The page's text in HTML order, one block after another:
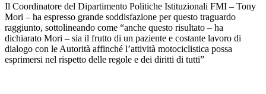
Il Coordinatore del Dipartimento Politiche Istituzionali FMI – Tony
Mori – ha espresso grande soddisfazione per questo traguardo
raggiunto, sottolineando come “anche questo risultato – ha
dichiarato Mori – sia il frutto di un paziente e costante lavoro di
dialogo con le Autorità affinché l’attività motociclistica possa
esprimersi nel rispetto delle regole e dei diritti di tutti”